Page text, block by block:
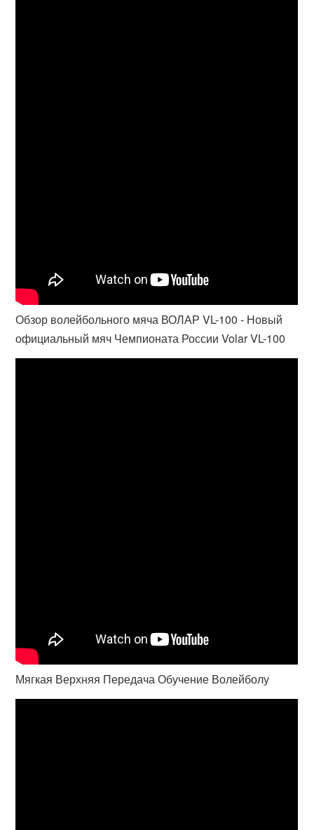
Обзор волейбольного мяча ВОЛАР VL-100 - Новый
официальный мяч Чемпионата России Volar VL-100
Мягкая Верхняя Передача Обучение Волейболу